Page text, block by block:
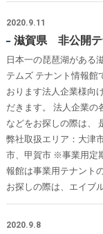
2020.9.11
滋賀県 非公開テ
日本一の琵琶湖がある
テムズ テナント情報館
おります法人企業様向
だきます。 法人企業の
などをお探しの際は、
弊社取扱エリア：大津
市、甲賀市 ※事業用定
報館は事業用テナント
お探しの際は、エイブ
2020.9.8